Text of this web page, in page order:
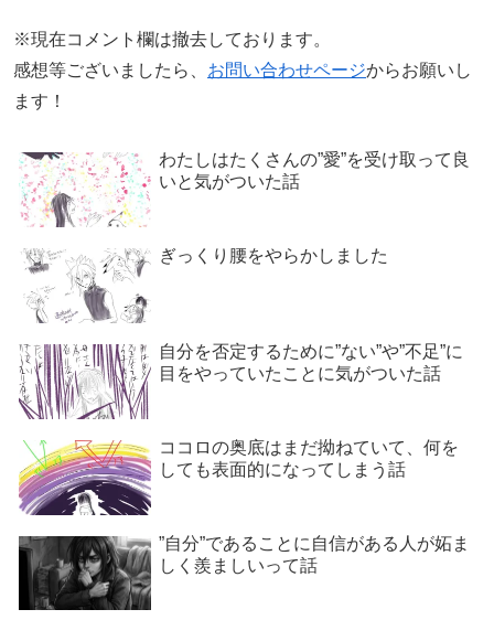
※現在コメント欄は撤去しております。
感想等ございましたら、 お問い合わせページからお願いし
ます！
わたしはたくさんの”愛”を受け取って良
いと気がついた話
ぎっくり腰をやらかしました
自分を否定するために”ない”や”不足”に
目をやっていたことに気がついた話
ココロの奥底はまだ拗ねていて、何を
しても表面的になってしまう話
”自分”であることに自信がある人が妬ま
しく羨ましいって話